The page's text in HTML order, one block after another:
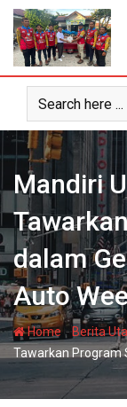
Skip
content
Mandiri
dalam
Auto
Home-Berita
Tawarkan Program